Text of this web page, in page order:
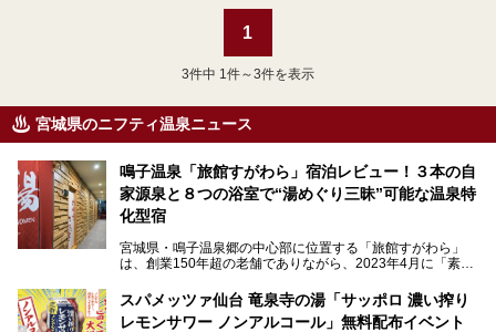
1
3件中 1件～3件を表示
宮城県のニフティ温泉ニュース
鳴子温泉「旅館すがわら」宿泊レビュー！３本の自
家源泉と８つの浴室で“湯めぐり三昧”可能な温泉特
化型宿
宮城県・鳴子温泉郷の中心部に位置する「旅館すがわら」
は、創業150年超の老舗でありながら、2023年4月に「素泊
を利用したサウナも新設され、温泉ファン・サウナ―双方に
注目のスポットです。
スパメッツァ仙台 竜泉寺の湯「サッポロ 濃い搾り
レモンサワー ノンアルコール」無料配布イベント